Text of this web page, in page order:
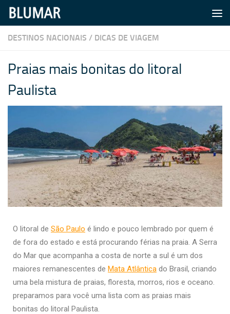
Skip to content
DESTINOS NACIONAIS / DICAS DE VIAGEM
Praias mais bonitas do litoral
Paulista
O litoral de São Paulo é lindo e pouco lembrado por quem é
de fora do estado e está procurando férias na praia. A Serra
do Mar que acompanha a costa de norte a sul é um dos
maiores remanescentes de Mata Atlântica do Brasil, criando
uma bela mistura de praias, floresta, morros, rios e oceano.
preparamos para você uma lista com as praias mais
bonitas do litoral Paulista.